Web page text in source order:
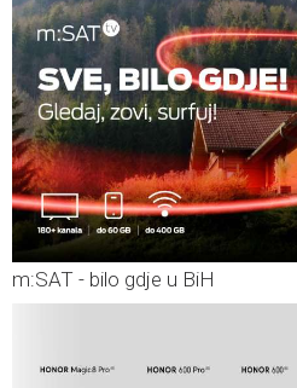
m:SAT - bilo gdje u BiH